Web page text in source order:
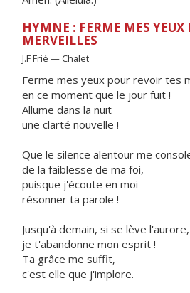
HYMNE : FERME MES YEUX
MERVEILLES
J.F Frié — Chalet
Ferme mes yeux pour revoir tes
en ce moment que le jour fuit !
Allume dans la nuit
une clarté nouvelle !
Que le silence alentour me
de la faiblesse de ma foi,
puisque j'écoute en moi
résonner ta parole !
Jusqu'à demain, si se lève l'aurore,
je t'abandonne mon esprit !
Ta grâce me suffit,
c'est elle que j'implore.